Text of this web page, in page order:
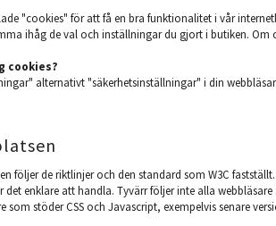
"cookies" för att få en bra funktionalitet i vår
ihåg de val och inställningar du gjort i butiken.
cookies?
alternativt "säkerhetsinställningar" i din
följer de riktlinjer och den standard som W3C
enklare att handla. Tyvärr följer inte alla
som stöder CSS och Javascript, exempelvis senare